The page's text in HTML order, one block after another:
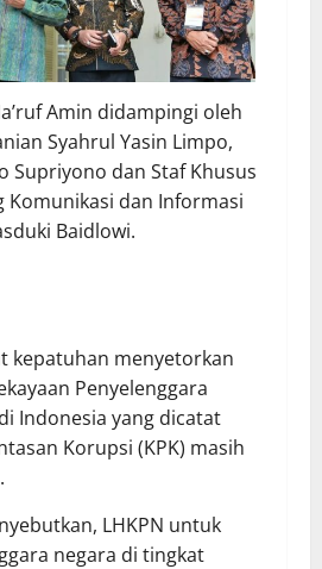
Amin didampingi oleh
Syahrul Yasin Limpo,
Supriyono dan Staf Khusus
Komunikasi dan Informasi
Baidlowi.
kepatuhan menyetorkan
Penyelenggara
Indonesia yang dicatat
Korupsi (KPK) masih
LHKPN untuk
negara di tingkat